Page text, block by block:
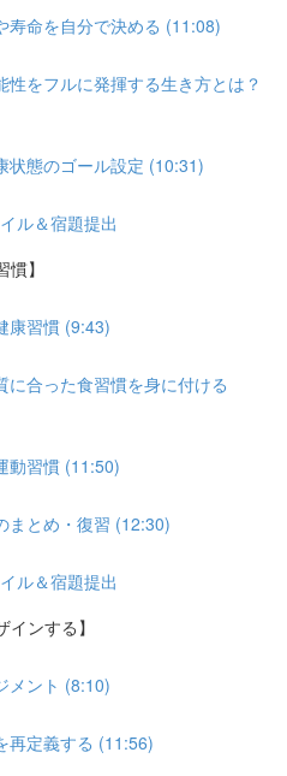
命を自分で決める (11:08)
をフルに発揮する生き方とは？
態のゴール設定 (10:31)
ル＆宿題提出
】
康習慣 (9:43)
合った食習慣を身に付ける
動習慣 (11:50)
とめ・復習 (12:30)
ル＆宿題提出
ンする】
メント (8:10)
定義する (11:56)